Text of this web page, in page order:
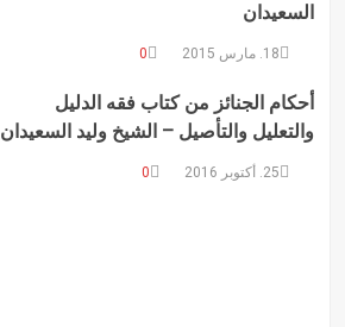
السعيدان
18. مارس 2015 0
أحكام الجنائز من كتاب فقه الدليل
والتعليل والتأصيل – الشيخ وليد السعيدان
25. أكتوبر 2016 0